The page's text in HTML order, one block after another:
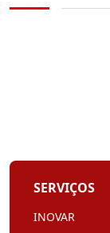
SERVIÇOS
INOVAR